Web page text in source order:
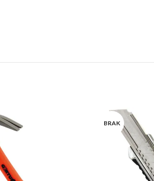
BRAK